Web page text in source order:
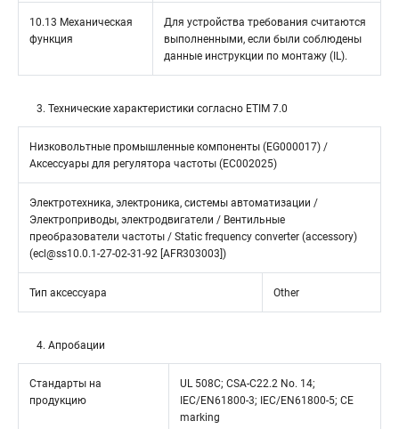
10.13 Механическая
функция
Для устройства требования считаются
выполненными, если были соблюдены
данные инструкции по монтажу (IL).
3. Технические характеристики согласно ETIM 7.0
Низковольтные промышленные компоненты (EG000017) /
Аксессуары для регулятора частоты (EC002025)
Электротехника, электроника, системы автоматизации /
Электроприводы, электродвигатели / Вентильные
преобразователи частоты / Static frequency converter (accessory)
(ecl@ss10.0.1-27-02-31-92 [AFR303003])
Тип аксессуара Other
4. Апробации
Стандарты на
продукцию
UL 508C; CSA-C22.2 No. 14;
IEC/EN61800-3; IEC/EN61800-5; CE
marking